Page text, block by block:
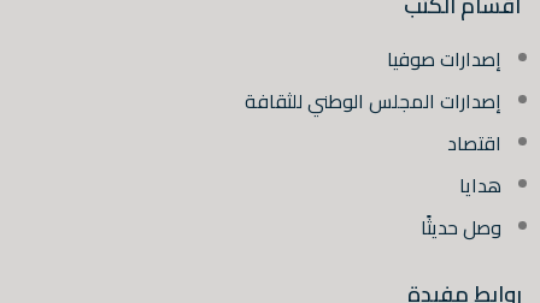
إصدارات صوفيا
إصدارات المجلس الوطني للثقافة
اقتصاد
هدايا
وصل حديثًا
روابط مفيدة